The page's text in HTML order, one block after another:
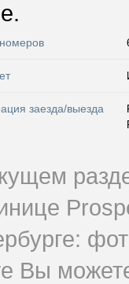
заезда/выезда
Вы